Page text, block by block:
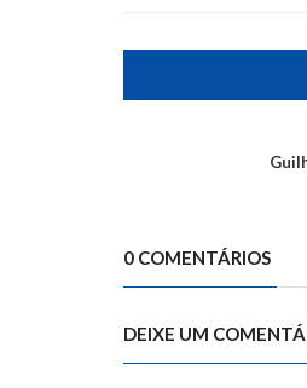
0 COMENTÁRIOS
DEIXE UM